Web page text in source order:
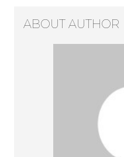
ABOUT AUTHOR